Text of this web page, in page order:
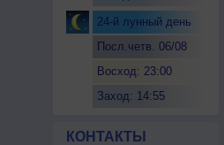
24-й лунный день
Посл.четв. 06/08
Восход: 23:00
Заход: 14:55
КОНТАКТЫ